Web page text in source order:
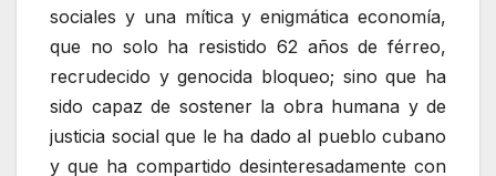
sociales y una mítica y enigmática economía,
que no solo ha resistido 62 años de férreo,
recrudecido y genocida bloqueo; sino que ha
sido capaz de sostener la obra humana y de
justicia social que le ha dado al pueblo cubano
y que ha compartido desinteresadamente con